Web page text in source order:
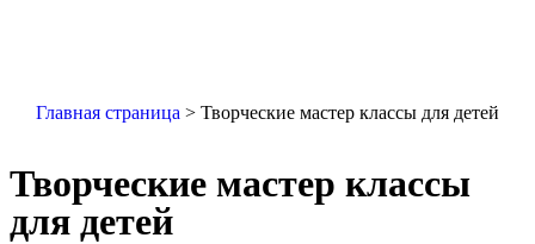
Главная страница > Творческие мастер классы для детей
Творческие мастер классы
для детей